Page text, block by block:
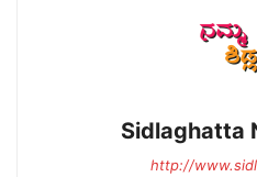
Sidlaghatta
http://